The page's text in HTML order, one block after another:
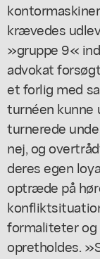
krævedes
»gruppe 9«
advokat
et forlig med
turnéen kunne
turnerede
nej, og
deres egen
optræde på
formaliteter
opretholdes.